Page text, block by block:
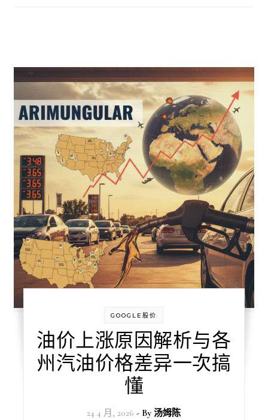
GOOGLE股价
油价上涨原因解析与各
州汽油价格差异一次搞
懂
24 4 月, 2026 - By汤姆陈